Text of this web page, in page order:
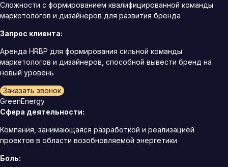
Сложности с формированием квалифицированной команды
маркетологов и дизайнеров для развития бренда
Запрос клиента:
Аренда HRBP для формирования сильной команды
маркетологов и дизайнеров, способной вывести бренд на
новый уровень
Заказать звонок
GreenEnergy
Сфера деятельности:
Компания, занимающаяся разработкой и реализацией
проектов в области возобновляемой энергетики
Боль: